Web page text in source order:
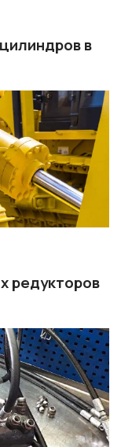
в
редукторов